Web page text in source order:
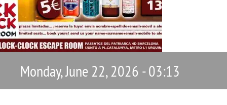
Monday, June 22, 2026 - 03:13